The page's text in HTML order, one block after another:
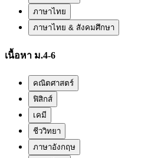
ภาษาไทย
ภาษาไทย & สังคมศึกษา
เนื้อหา ม.4-6
คณิตศาสตร์
ฟิสิกส์
เคมี
ชีววิทยา
ภาษาอังกฤษ